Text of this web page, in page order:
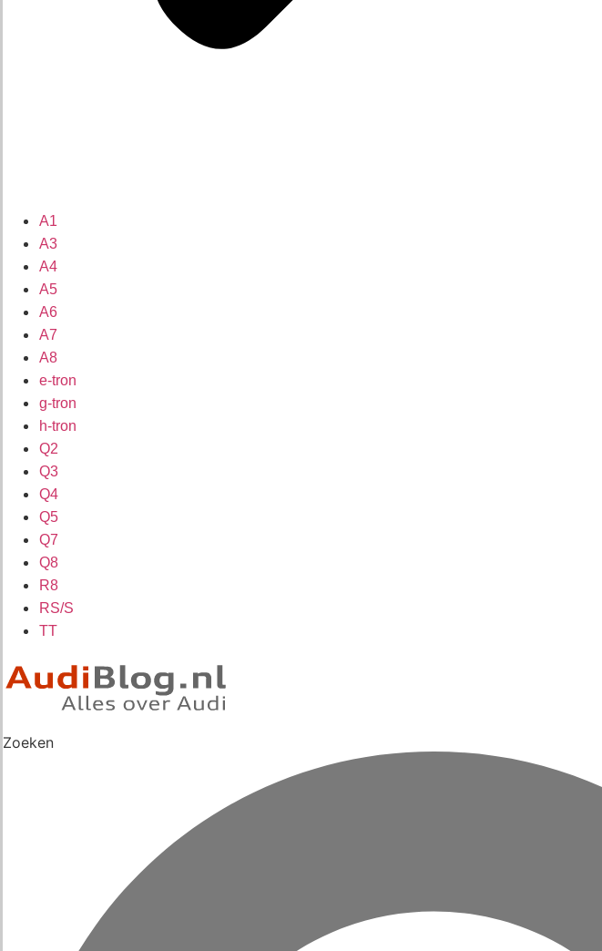
A1
A3
A4
A5
A6
A7
A8
e-tron
g-tron
h-tron
Q2
Q3
Q4
Q5
Q7
Q8
R8
RS/S
TT
Zoeken